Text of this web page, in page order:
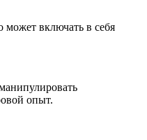
может включать в себя
опыт.